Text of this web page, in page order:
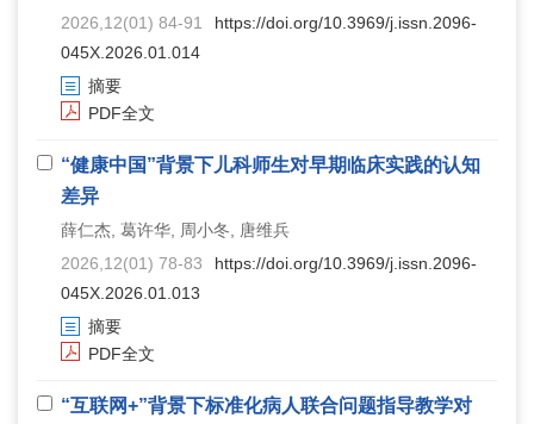
2026,12(01) 84-91
https://doi.org/10.3969/j.issn.2096-
045X.2026.01.014
摘要
PDF全文
“健康中国”背景下儿科师生对早期临床实践的认知
差异
薛仁杰, 葛许华, 周小冬, 唐维兵
2026,12(01) 78-83
https://doi.org/10.3969/j.issn.2096-
045X.2026.01.013
摘要
PDF全文
“互联网+”背景下标准化病人联合问题指导教学对